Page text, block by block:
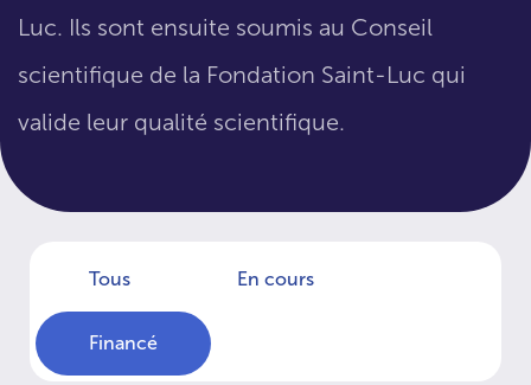
Luc. Ils sont ensuite soumis au Conseil
scientifique de la Fondation Saint-Luc qui
valide leur qualité scientifique.
Tous En cours
Financé